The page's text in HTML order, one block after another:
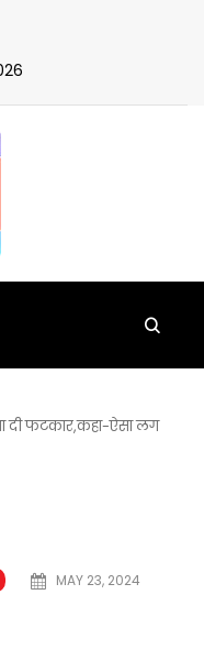
दी फटकार,कहा-ऐसा लग
MAY 23, 2024